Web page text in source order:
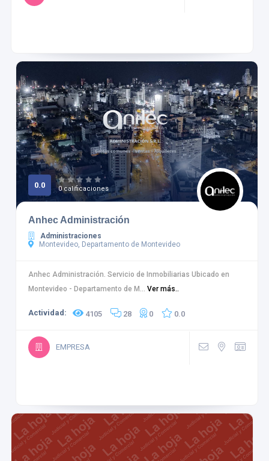
0.0 0 calificaciones
Anhec Administración
Administraciones
Montevideo, Departamento de Montevideo
Anhec Administración. Servicio de Inmobiliarias Ubicado en
Montevideo - Departamento de M... Ver más..
Actividad: 4105 28 0 0.0
EMPRESA